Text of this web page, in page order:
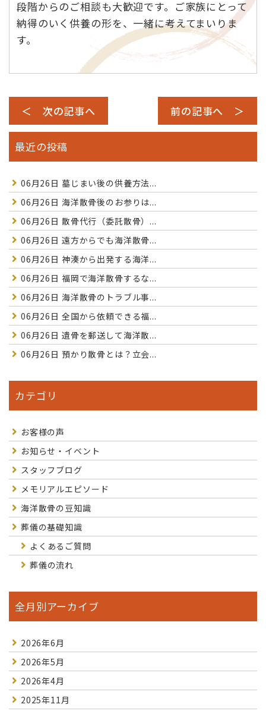
段階からのご相談も大歓迎です。ご家族にとって
納得のいく供養の形を、一緒に考えてまいりま
す。
＜ 次の記事へ 前の記事へ ＞
最近の投稿
06月26日 墓じまい後の供養方法...
06月26日 海洋散骨後のお参りは...
06月26日 散骨代行（委託散骨）...
06月26日 遠方からでも海洋散骨...
06月26日 神湊から出発する海洋...
06月26日 福岡で海洋散骨するな...
06月26日 海洋散骨のトラブル事...
06月26日 全国から依頼できる福...
06月26日 遺骨を郵送して海洋散...
06月26日 預かり散骨とは？立会...
カテゴリ
お客様の声
お知らせ・イベント
スタッフブログ
メモリアルエピソード
海洋散骨の豆知識
葬儀の基礎知識
よくあるご質問
葬儀の流れ
全月別アーカイブ
2026年6月
2026年5月
2026年4月
2025年11月